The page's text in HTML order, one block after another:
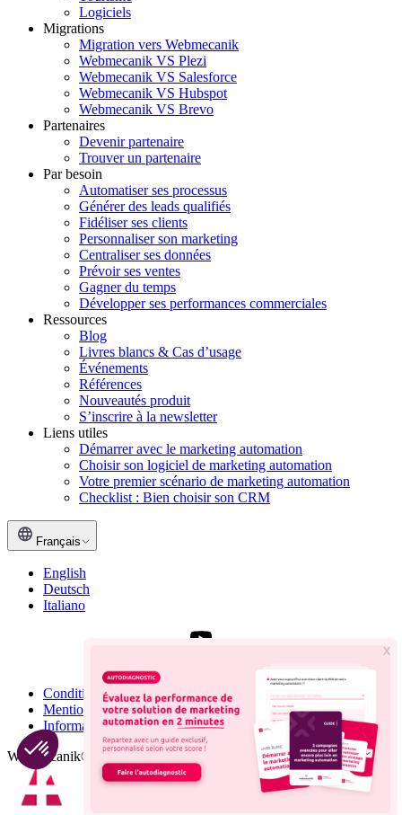
Logiciels
Migrations
Migration vers Webmecanik
Webmecanik VS Plezi
Webmecanik VS Salesforce
Webmecanik VS Hubspot
Webmecanik VS Brevo
Partenaires
Devenir partenaire
Trouver un partenaire
Par besoin
Automatiser ses processus
Générer des leads qualifiés
Fidéliser ses clients
Personnaliser son marketing
Centraliser ses données
Prévoir ses ventes
Gagner du temps
Développer ses performances commerciales
Ressources
Blog
Livres blancs & Cas d’usage
Événements
Références
Nouveautés produit
S’inscrire à la newsletter
Liens utiles
Démarrer avec le marketing automation
Choisir son logiciel de marketing automation
Votre premier scénario de marketing automation
Checklist : Bien choisir son CRM
Français
English
Deutsch
Italiano
Conditions générales de vente
Mentions légales
Informations RGPD
Webmecanik© Tous droits réservés 2012 - 2026